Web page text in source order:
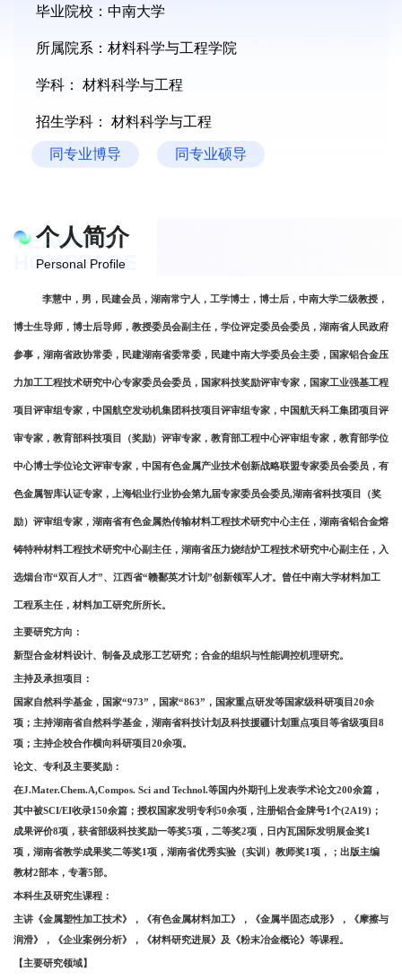
毕业院校：中南大学
所属院系：材料科学与工程学院
学科： 材料科学与工程
招生学科： 材料科学与工程
同专业博导 同专业硕导
个人简介
Personal Profile
TEACHER
HOMEPAGE
李慧中，男， 民建会员， 湖南常宁人， 工学博士，博士后，中南大学二级教授，
博士生导师，博士后导师，教授委员会副主任，学位评定委员会委员，湖南省人民政府
参事，湖南省政协常委，民建湖南省委常委，民建中南大学委员会主委，国家铝合金压
力加工工程技术研究中心专家委员会委员， 国家科技奖励评审专家，国家工业强基工程
项目评审组专家，中国航空发动机集团科技项目评审组专家，中国航天科工集团项目评
审专家，教育部科技项目（奖励）评审专家，教育部工程中心评审组专家，教育部学位
中心博士学位论文评审专家，中国有色金属产业技术创新战略联盟专家委员会委员，有
色金属智库认证专家， 上海铝业行业协会第九届专家委员会委员,湖南省科技项目（奖
励）评审组专家，湖南省有色金属热传输材料工程技术研究中心主任，湖南省铝合金熔
铸特种材料工程技术研究中心副主任，湖南省压力烧结炉工程技术研究中心副主任，入
选烟台市“双百人才”、江西省“赣鄱英才计划”创新领军人才。曾任中南大学材料加工
工程系主任，材料加工研究所所长。
主要研究方向：
新型合金材料设计、制备及成形工艺研究；合金的组织与性能调控机理研究。
主持及承担项目：
国家自然科学基金，国家“973”，国家“863”，国家重点研发等国家级科研项目20余
项；主持湖南省自然科学基金，湖南省科技计划及科技援疆计划重点项目等省级项目8
项；主持企校合作横向科研项目20余项。
论文、专利及主要奖励：
在J.Mater.Chem.A,Compos. Sci and Technol.等国内外期刊上发表学术论文200余篇，
其中被SCI/EI收录150余篇；授权国家发明专利50余项，注册铝合金牌号1个(2A19)；
成果评价8项，获省部级科技奖励一等奖5项，二等奖2项，日内瓦国际发明展金奖1
项，湖南省教学成果奖二等奖1项，湖南省优秀实验（实训）教师奖1项，；出版主编
教材2部本，专著5部。
本科生及研究生课程：
主讲《金属塑性加工技术》，《有色金属材料加工》，《金属半固态成形》，《摩擦与
润滑》，《企业案例分析》，《材料研究进展》及《粉末冶金概论》等课程。
【主要研究领域】